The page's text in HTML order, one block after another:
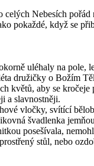
Nebesích pořád
pokaždé, když se
uléhaly na pole,
družičky o Božím
květů, aby se kročeje
a slavnostněji.
vločky, svítící
švadlenka
posešívala,
stůl, nebo